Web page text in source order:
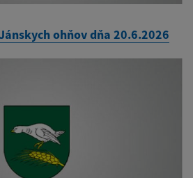
ohňov dňa 20.6.2026